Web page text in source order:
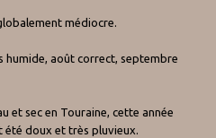
médiocre.
août correct, septembre
et sec en Touraine, cette année
doux et très pluvieux.